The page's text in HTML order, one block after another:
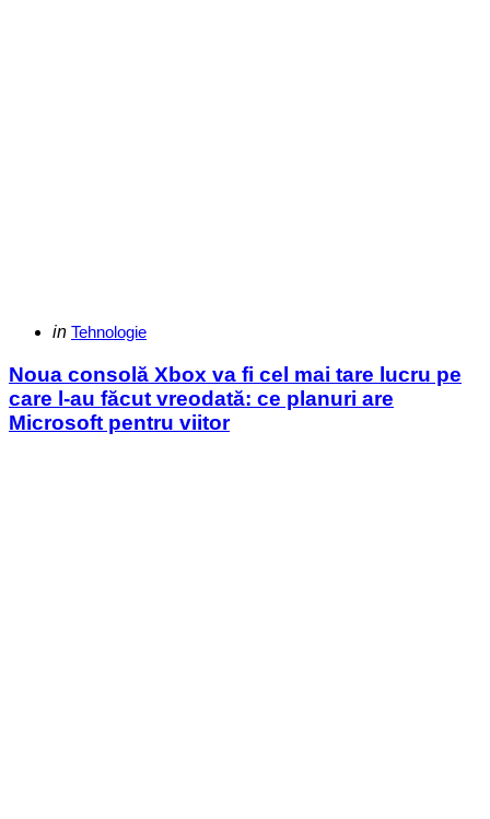
Categories
Posted
in Tehnologie
Noua consolă Xbox va fi cel mai tare lucru pe
care l-au făcut vreodată: ce planuri are
Microsoft pentru viitor